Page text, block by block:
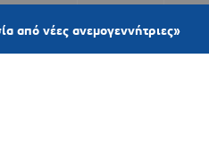
ανεμογεννήτριες» 1 ώρα